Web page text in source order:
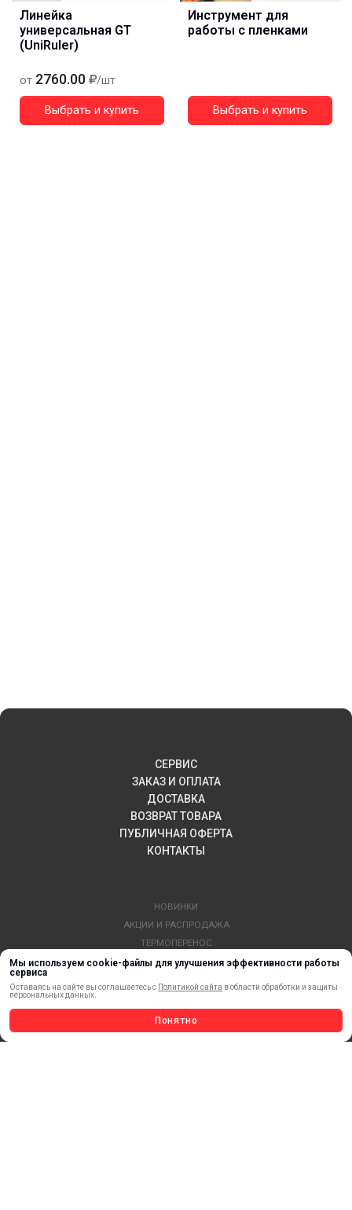
Мы используем cookie-файлы для улучшения эффективности работы
сервиса
Оставаясь на сайте вы соглашаетесь с Политикой сайта в области обработки и защиты
персональных данных.
Понятно
Линейка
универсальная GT
(UniRuler)
от 2760.00 /шт
Выбрать и купить
Инструмент для
работы с пленками
Выбрать и купить
СЕРВИС
ЗАКАЗ И ОПЛАТА
ДОСТАВКА
ВОЗВРАТ ТОВАРА
ПУБЛИЧНАЯ ОФЕРТА
КОНТАКТЫ
НОВИНКИ
АКЦИИ И РАСПРОДАЖА
ТЕРМОПЕРЕНОС
МАТЕРИАЛЫ ДЛЯ ПЕЧАТИ
СТЕРЖНИ И ТРУБЫ ИЗ АКРИЛА
ОБОРУДОВАНИЕ